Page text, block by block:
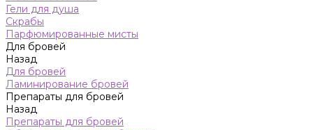
Гели для душа
Скрабы
Парфюмированные мисты
Для бровей
Назад
Для бровей
Ламинирование бровей
Препараты для бровей
Назад
Препараты для бровей